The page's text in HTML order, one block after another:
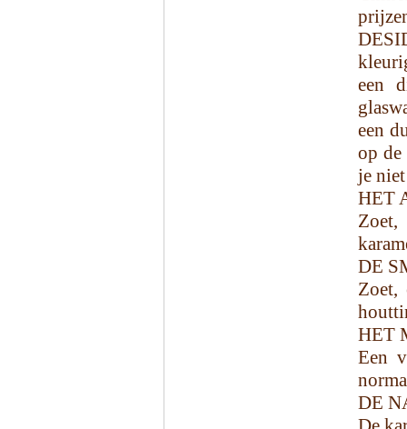
een
een
op de
je
HET
DE
Zoet,
HET
Een
DE